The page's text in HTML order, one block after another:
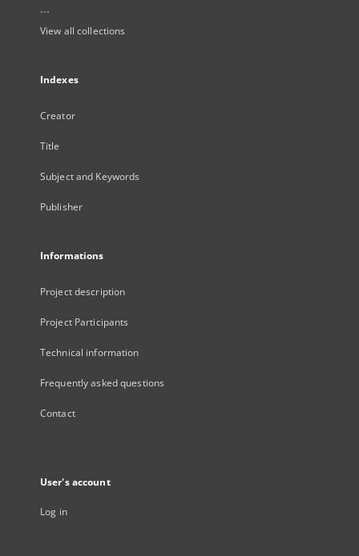
...
View all collections
Indexes
Creator
Title
Subject and Keywords
Publisher
Informations
Project description
Project Participants
Technical information
Frequently asked questions
Contact
User's account
Log in